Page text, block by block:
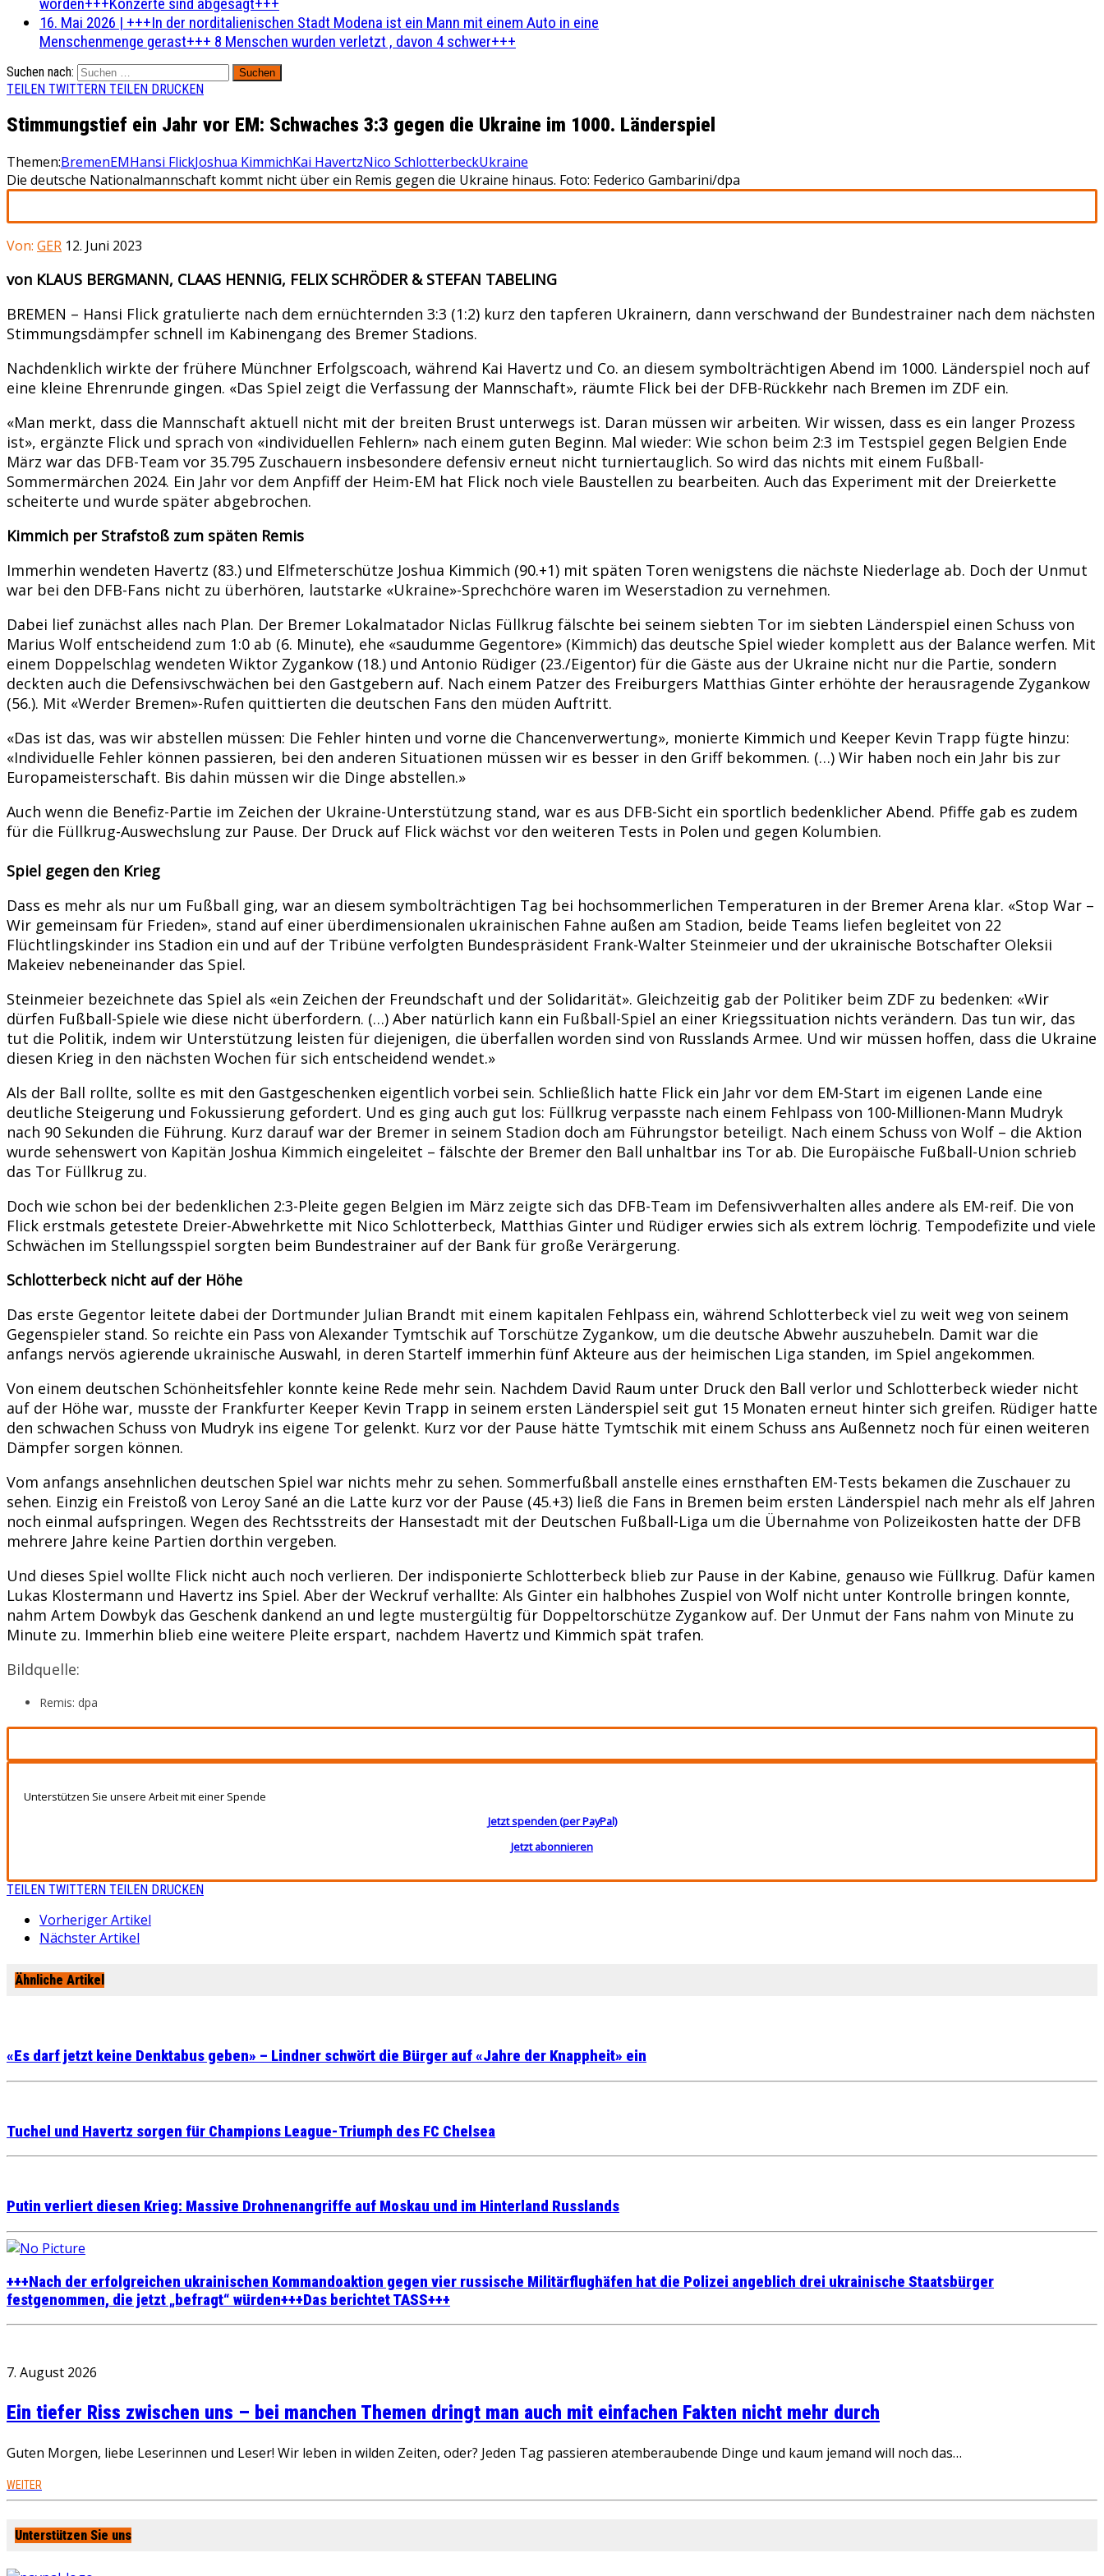
16. Mai 2026 | +++In der norditalienischen Stadt Modena ist ein Mann mit einem Auto in eine
Menschenmenge gerast+++ 8 Menschen wurden verletzt , davon 4 schwer+++
Suchen nach:
TEILEN TWITTERN TEILEN DRUCKEN
Stimmungstief ein Jahr vor EM: Schwaches 3:3 gegen die Ukraine im 1000. Länderspiel
Themen:BremenEMHansi FlickJoshua KimmichKai HavertzNico SchlotterbeckUkraine
Die deutsche Nationalmannschaft kommt nicht über ein Remis gegen die Ukraine hinaus. Foto: Federico Gambarini/dpa
Von: GER 12. Juni 2023
von KLAUS BERGMANN, CLAAS HENNIG, FELIX SCHRÖDER & STEFAN TABELING
BREMEN – Hansi Flick gratulierte nach dem ernüchternden 3:3 (1:2) kurz den tapferen Ukrainern, dann verschwand der Bundestrainer nach dem nächsten
Stimmungsdämpfer schnell im Kabinengang des Bremer Stadions.
Nachdenklich wirkte der frühere Münchner Erfolgscoach, während Kai Havertz und Co. an diesem symbolträchtigen Abend im 1000. Länderspiel noch auf
eine kleine Ehrenrunde gingen. «Das Spiel zeigt die Verfassung der Mannschaft», räumte Flick bei der DFB-Rückkehr nach Bremen im ZDF ein.
«Man merkt, dass die Mannschaft aktuell nicht mit der breiten Brust unterwegs ist. Daran müssen wir arbeiten. Wir wissen, dass es ein langer Prozess
ist», ergänzte Flick und sprach von «individuellen Fehlern» nach einem guten Beginn. Mal wieder: Wie schon beim 2:3 im Testspiel gegen Belgien Ende
März war das DFB-Team vor 35.795 Zuschauern insbesondere defensiv erneut nicht turniertauglich. So wird das nichts mit einem Fußball-
Sommermärchen 2024. Ein Jahr vor dem Anpfiff der Heim-EM hat Flick noch viele Baustellen zu bearbeiten. Auch das Experiment mit der Dreierkette
scheiterte und wurde später abgebrochen.
Kimmich per Strafstoß zum späten Remis
Immerhin wendeten Havertz (83.) und Elfmeterschütze Joshua Kimmich (90.+1) mit späten Toren wenigstens die nächste Niederlage ab. Doch der Unmut
war bei den DFB-Fans nicht zu überhören, lautstarke «Ukraine»-Sprechchöre waren im Weserstadion zu vernehmen.
Dabei lief zunächst alles nach Plan. Der Bremer Lokalmatador Niclas Füllkrug fälschte bei seinem siebten Tor im siebten Länderspiel einen Schuss von
Marius Wolf entscheidend zum 1:0 ab (6. Minute), ehe «saudumme Gegentore» (Kimmich) das deutsche Spiel wieder komplett aus der Balance werfen. Mit
einem Doppelschlag wendeten Wiktor Zygankow (18.) und Antonio Rüdiger (23./Eigentor) für die Gäste aus der Ukraine nicht nur die Partie, sondern
deckten auch die Defensivschwächen bei den Gastgebern auf. Nach einem Patzer des Freiburgers Matthias Ginter erhöhte der herausragende Zygankow
(56.). Mit «Werder Bremen»-Rufen quittierten die deutschen Fans den müden Auftritt.
«Das ist das, was wir abstellen müssen: Die Fehler hinten und vorne die Chancenverwertung», monierte Kimmich und Keeper Kevin Trapp fügte hinzu:
«Individuelle Fehler können passieren, bei den anderen Situationen müssen wir es besser in den Griff bekommen. (…) Wir haben noch ein Jahr bis zur
Europameisterschaft. Bis dahin müssen wir die Dinge abstellen.»
Auch wenn die Benefiz-Partie im Zeichen der Ukraine-Unterstützung stand, war es aus DFB-Sicht ein sportlich bedenklicher Abend. Pfiffe gab es zudem
für die Füllkrug-Auswechslung zur Pause. Der Druck auf Flick wächst vor den weiteren Tests in Polen und gegen Kolumbien.
Spiel gegen den Krieg
Dass es mehr als nur um Fußball ging, war an diesem symbolträchtigen Tag bei hochsommerlichen Temperaturen in der Bremer Arena klar. «Stop War –
Wir gemeinsam für Frieden», stand auf einer überdimensionalen ukrainischen Fahne außen am Stadion, beide Teams liefen begleitet von 22
Flüchtlingskinder ins Stadion ein und auf der Tribüne verfolgten Bundespräsident Frank-Walter Steinmeier und der ukrainische Botschafter Oleksii
Makeiev nebeneinander das Spiel.
Steinmeier bezeichnete das Spiel als «ein Zeichen der Freundschaft und der Solidarität». Gleichzeitig gab der Politiker beim ZDF zu bedenken: «Wir
dürfen Fußball-Spiele wie diese nicht überfordern. (…) Aber natürlich kann ein Fußball-Spiel an einer Kriegssituation nichts verändern. Das tun wir, das
tut die Politik, indem wir Unterstützung leisten für diejenigen, die überfallen worden sind von Russlands Armee. Und wir müssen hoffen, dass die Ukraine
diesen Krieg in den nächsten Wochen für sich entscheidend wendet.»
Als der Ball rollte, sollte es mit den Gastgeschenken eigentlich vorbei sein. Schließlich hatte Flick ein Jahr vor dem EM-Start im eigenen Lande eine
deutliche Steigerung und Fokussierung gefordert. Und es ging auch gut los: Füllkrug verpasste nach einem Fehlpass von 100-Millionen-Mann Mudryk
nach 90 Sekunden die Führung. Kurz darauf war der Bremer in seinem Stadion doch am Führungstor beteiligt. Nach einem Schuss von Wolf – die Aktion
wurde sehenswert von Kapitän Joshua Kimmich eingeleitet – fälschte der Bremer den Ball unhaltbar ins Tor ab. Die Europäische Fußball-Union schrieb
das Tor Füllkrug zu.
Doch wie schon bei der bedenklichen 2:3-Pleite gegen Belgien im März zeigte sich das DFB-Team im Defensivverhalten alles andere als EM-reif. Die von
Flick erstmals getestete Dreier-Abwehrkette mit Nico Schlotterbeck, Matthias Ginter und Rüdiger erwies sich als extrem löchrig. Tempodefizite und viele
Schwächen im Stellungsspiel sorgten beim Bundestrainer auf der Bank für große Verärgerung.
Schlotterbeck nicht auf der Höhe
Das erste Gegentor leitete dabei der Dortmunder Julian Brandt mit einem kapitalen Fehlpass ein, während Schlotterbeck viel zu weit weg von seinem
Gegenspieler stand. So reichte ein Pass von Alexander Tymtschik auf Torschütze Zygankow, um die deutsche Abwehr auszuhebeln. Damit war die
anfangs nervös agierende ukrainische Auswahl, in deren Startelf immerhin fünf Akteure aus der heimischen Liga standen, im Spiel angekommen.
Von einem deutschen Schönheitsfehler konnte keine Rede mehr sein. Nachdem David Raum unter Druck den Ball verlor und Schlotterbeck wieder nicht
auf der Höhe war, musste der Frankfurter Keeper Kevin Trapp in seinem ersten Länderspiel seit gut 15 Monaten erneut hinter sich greifen. Rüdiger hatte
den schwachen Schuss von Mudryk ins eigene Tor gelenkt. Kurz vor der Pause hätte Tymtschik mit einem Schuss ans Außennetz noch für einen weiteren
Dämpfer sorgen können.
Vom anfangs ansehnlichen deutschen Spiel war nichts mehr zu sehen. Sommerfußball anstelle eines ernsthaften EM-Tests bekamen die Zuschauer zu
sehen. Einzig ein Freistoß von Leroy Sané an die Latte kurz vor der Pause (45.+3) ließ die Fans in Bremen beim ersten Länderspiel nach mehr als elf Jahren
noch einmal aufspringen. Wegen des Rechtsstreits der Hansestadt mit der Deutschen Fußball-Liga um die Übernahme von Polizeikosten hatte der DFB
mehrere Jahre keine Partien dorthin vergeben.
Und dieses Spiel wollte Flick nicht auch noch verlieren. Der indisponierte Schlotterbeck blieb zur Pause in der Kabine, genauso wie Füllkrug. Dafür kamen
Lukas Klostermann und Havertz ins Spiel. Aber der Weckruf verhallte: Als Ginter ein halbhohes Zuspiel von Wolf nicht unter Kontrolle bringen konnte,
nahm Artem Dowbyk das Geschenk dankend an und legte mustergültig für Doppeltorschütze Zygankow auf. Der Unmut der Fans nahm von Minute zu
Minute zu. Immerhin blieb eine weitere Pleite erspart, nachdem Havertz und Kimmich spät trafen.
Bildquelle:
Remis: dpa
Unterstützen Sie unsere Arbeit mit einer Spende
Jetzt spenden (per PayPal)
Jetzt abonnieren
TEILEN TWITTERN TEILEN DRUCKEN
Vorheriger Artikel
Nächster Artikel
Ähnliche Artikel
«Es darf jetzt keine Denktabus geben» – Lindner schwört die Bürger auf «Jahre der Knappheit» ein
Tuchel und Havertz sorgen für Champions League-Triumph des FC Chelsea
Putin verliert diesen Krieg: Massive Drohnenangriffe auf Moskau und im Hinterland Russlands
+++Nach der erfolgreichen ukrainischen Kommandoaktion gegen vier russische Militärflughäfen hat die Polizei angeblich drei ukrainische Staatsbürger
festgenommen, die jetzt „befragt“ würden+++Das berichtet TASS+++
7. August 2026
Ein tiefer Riss zwischen uns – bei manchen Themen dringt man auch mit einfachen Fakten nicht mehr durch
Guten Morgen, liebe Leserinnen und Leser! Wir leben in wilden Zeiten, oder? Jeden Tag passieren atemberaubende Dinge und kaum jemand will noch das…
WEITER
Unterstützen Sie uns